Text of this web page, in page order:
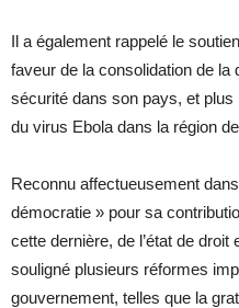
Il a également rappelé le
faveur de la consolidation de la
sécurité dans son pays, et plus
du virus Ebola dans la région
Reconnu affectueusement
démocratie » pour sa
cette dernière, de l’état de
souligné plusieurs réformes
gouvernement, telles que la